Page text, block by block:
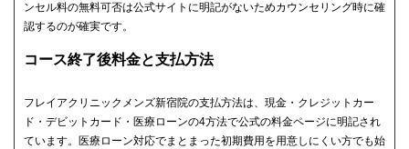
ンセル料の無料可否は公式サイトに明記がないためカウンセリング時に確
認するのが確実です。
コース終了後料金と支払方法
フレイアクリニックメンズ新宿院の支払方法は、現金・クレジットカー
ド・デビットカード・医療ローンの4方法で公式の料金ページに明記され
ています。医療ローン対応でまとまった初期費用を用意しにくい方でも始